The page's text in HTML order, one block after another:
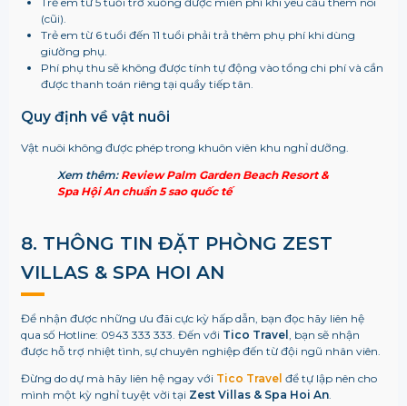
(cũi).
Trẻ em từ 6 tuổi đến 11 tuổi phải trả thêm phụ phí khi dùng
giường phụ.
Phí phụ thu sẽ không được tính tự động vào tổng chi phí và cần
được thanh toán riêng tại quầy tiếp tân.
Quy định về vật nuôi
Vật nuôi không được phép trong khuôn viên khu nghỉ dưỡng.
Xem thêm: Review Palm Garden Beach Resort &
Spa Hội An chuẩn 5 sao quốc tế
8. THÔNG TIN ĐẶT PHÒNG ZEST
VILLAS & SPA HOI AN
Để nhận được những ưu đãi cực kỳ hấp dẫn, bạn đọc hãy liên hệ
qua số Hotline: 0943 333 333. Đến với Tico Travel , bạn sẽ nhận
được hỗ trợ nhiệt tình, sự chuyên nghiệp đến từ đội ngũ nhân viên.
Đừng do dự mà hãy liên hệ ngay với Tico Travel để tự lập nên cho
mình một kỳ nghỉ tuyệt vời tại Zest Villas & Spa Hoi An.